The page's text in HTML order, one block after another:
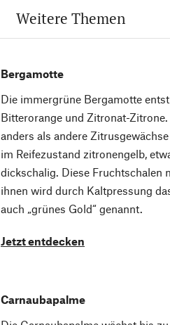
Weitere Themen
Bergamotte
Die immergrüne Bergamotte
Bitterorange und Zitronat-
anders als andere
im Reifezustand zitronengelb,
dickschalig. Diese Fruchtschalen
ihnen wird durch Kaltpressung
auch „grünes Gold“ genannt.
Jetzt entdecken
Carnaubapalme